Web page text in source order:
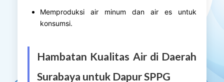
Memproduksi air minum dan air es untuk
konsumsi.
Hambatan Kualitas Air di Daerah
Surabaya untuk Dapur SPPG